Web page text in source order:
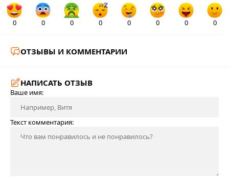
0 0 0 0 0 0 0 0
ОТЗЫВЫ И КОММЕНТАРИИ
НАПИСАТЬ ОТЗЫВ
Ваше имя:
Текст комментария: